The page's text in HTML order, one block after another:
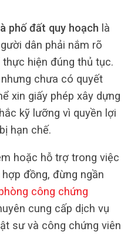
phố đất quy hoạch là
dân phải nắm rõ
hiện đúng thủ tục.
chưa có quyết
xin giấy phép xây dựng
kỹ lưỡng vì quyền lợi
hạn chế.
hoặc hỗ trợ trong việc
đồng, đừng ngần
công chứng
cung cấp dịch vụ
sư và công chứng viên